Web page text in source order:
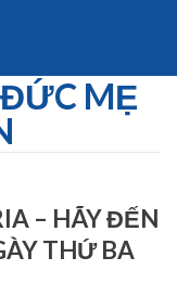
MẸ
– HÃY ĐẾN
THỨ BA